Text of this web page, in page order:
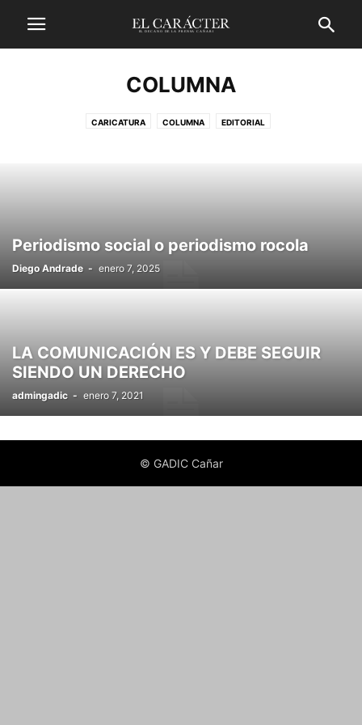
COLUMNA
CARICATURA COLUMNA EDITORIAL
Periodismo social o periodismo rocola
Diego Andrade - enero 7, 2025
LA COMUNICACIÓN ES Y DEBE SEGUIR
SIENDO UN DERECHO
admingadic - enero 7, 2021
© GADIC Cañar